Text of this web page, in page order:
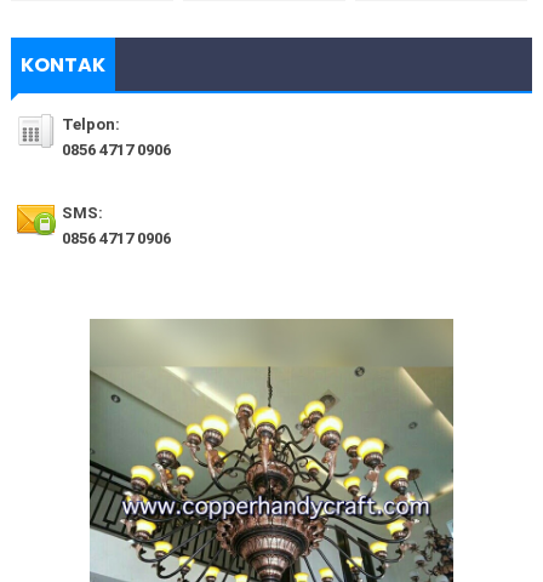
KONTAK
Telpon:
0856 4717 0906
SMS:
0856 4717 0906